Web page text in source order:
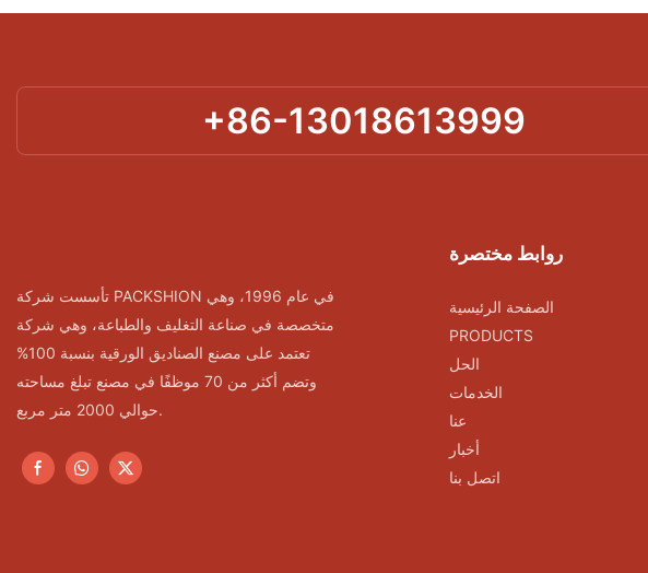
+86-13018613999
تأسست شركة PACKSHION في عام 1996، وهي
متخصصة في صناعة التغليف والطباعة، وهي شركة
تعتمد على مصنع الصناديق الورقية بنسبة 100%
وتضم أكثر من 70 موظفًا في مصنع تبلغ مساحته
حوالي 2000 متر مربع.
روابط مختصرة
الصفحة الرئيسية
PRODUCTS
الحل
الخدمات
عنا
أخبار
اتصل بنا